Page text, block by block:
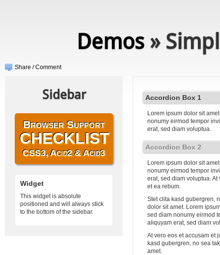
Demos»
Share / Comment
Accordion Box 1
Lorem ipsum dolor sit
nonumy eirmod tempor
erat, sed diam voluptua.
Accordion Box 2
Lorem ipsum dolor sit
nonumy eirmod tempor
erat, sed diam voluptua.
et ea rebum.
Stet clita kasd gubergren,
dolor sit amet. Lorem
sed diam nonumy eirmod
aliquyam erat, sed diam
At vero eos et accusam et
kasd gubergren, no sea
amet.
Sidebar
Browser Support
CHECKLIST
CSS3, Acid2 & Acid3
Widget
This widget is absolute
positioned and will always stick
to the bottom of the sidebar.